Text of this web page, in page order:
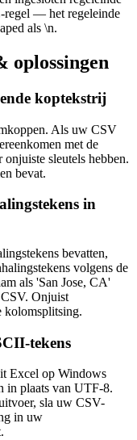
regel — het regeleinde
als \n.
oplossingen
koptekstrij
Als uw CSV
met de
sleutels hebben.
bevat.
in
bevatten,
volgens de
als 'San Jose, CA'
Onjuist
kolomsplitsing.
tekens
Excel op Windows
in plaats van UTF-8.
sla uw CSV-
in uw